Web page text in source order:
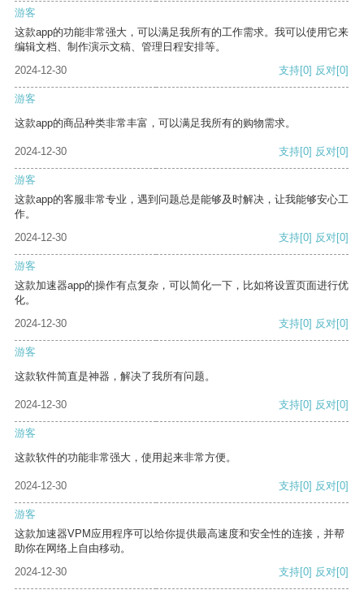
游客
这款app的功能非常强大，可以满足我所有的工作需求。我可以使用它来
编辑文档、制作演示文稿、管理日程安排等。
2024-12-30
支持[0] 反对[0]
游客
这款app的商品种类非常丰富，可以满足我所有的购物需求。
2024-12-30 支持[0] 反对[0]
游客
这款app的客服非常专业，遇到问题总是能够及时解决，让我能够安心工
作。
2024-12-30
支持[0] 反对[0]
游客
这款加速器app的操作有点复杂，可以简化一下，比如将设置页面进行优
化。
2024-12-30
支持[0] 反对[0]
游客
这款软件简直是神器，解决了我所有问题。
2024-12-30 支持[0] 反对[0]
游客
这款软件的功能非常强大，使用起来非常方便。
2024-12-30 支持[0] 反对[0]
游客
这款加速器VPM应用程序可以给你提供最高速度和安全性的连接，并帮
助你在网络上自由移动。
2024-12-30
支持[0] 反对[0]